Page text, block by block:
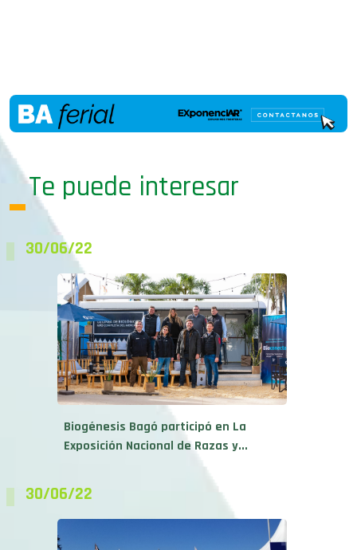
Te puede interesar
30/06/22
Biogénesis Bagó participó en La
Exposición Nacional de Razas y...
30/06/22